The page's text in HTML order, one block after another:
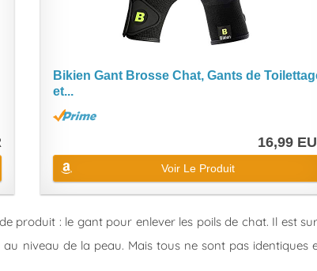
Bikien Gant Brosse Chat, Gants de
et...
16,99
Voir Le Produit
produit : le gant pour enlever les poils de chat. Il est
niveau de la peau. Mais tous ne sont pas identiques